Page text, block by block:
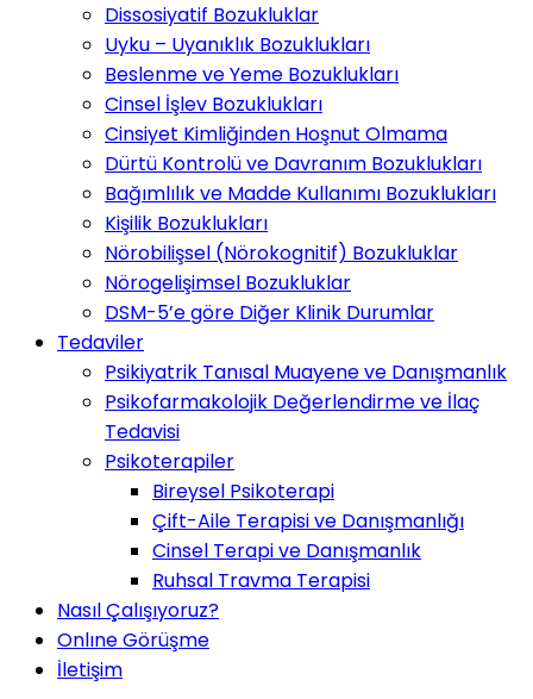
Dissosiyatif Bozukluklar
Uyku – Uyanıklık Bozuklukları
Beslenme ve Yeme Bozuklukları
Cinsel İşlev Bozuklukları
Cinsiyet Kimliğinden Hoşnut Olmama
Dürtü Kontrolü ve Davranım Bozuklukları
Bağımlılık ve Madde Kullanımı Bozuklukları
Kişilik Bozuklukları
Nörobilişsel (Nörokognitif) Bozukluklar
Nörogelişimsel Bozukluklar
DSM-5’e göre Diğer Klinik Durumlar
Tedaviler
Psikiyatrik Tanısal Muayene ve Danışmanlık
Psikofarmakolojik Değerlendirme ve İlaç
Tedavisi
Psikoterapiler
Bireysel Psikoterapi
Çift-Aile Terapisi ve Danışmanlığı
Cinsel Terapi ve Danışmanlık
Ruhsal Travma Terapisi
Nasıl Çalışıyoruz?
Onlıne Görüşme
İletişim